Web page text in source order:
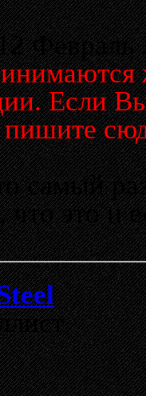
Февраль
Если Вы
пишите
самый
это и